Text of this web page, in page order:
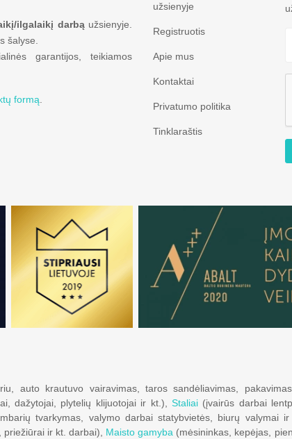
ilgalaikį darbąužsienyje.
šalyse.
garantijos, teikiamos
formą
užsienyje
Registruotis
Apie mus
Kontaktai
Privatumo politika
Tinklaraštis
auto krautuvo vairavimas, taros sandėliavimas,
dažytojai, plytelių klijuotojai ir kt.), Staliai(įvairūs darbai
tvarkymas, valymo darbai statybvietės, biurų valymai
ir kt. darbai), Maisto gamyba (mėsininkas, kepėjas,